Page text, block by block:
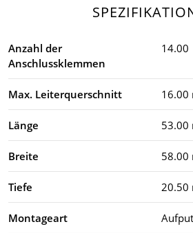
Anzahl der
Anschlussklemmen
14.00
Max. Leiterquerschnitt 16.00
Länge 53.00
Breite 58.00
Tiefe 20.50
Montageart